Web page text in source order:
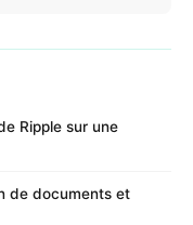
Ripple sur une
de documents et